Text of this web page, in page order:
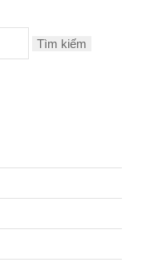
Tìm kiếm